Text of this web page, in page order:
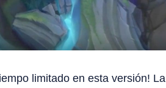
limitado en esta versión! La